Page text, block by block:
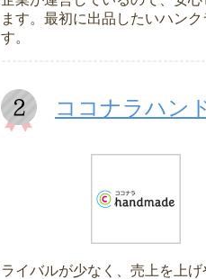
ます。最初に出品したいハン
す。
ココナラハン
ライバルが少なく、売上を上げ